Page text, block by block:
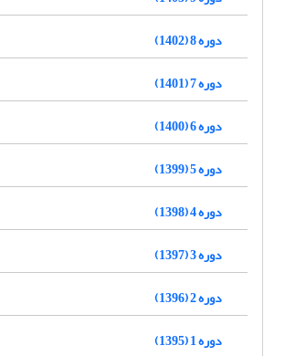
دوره 8 (1402)
دوره 7 (1401)
دوره 6 (1400)
دوره 5 (1399)
دوره 4 (1398)
دوره 3 (1397)
دوره 2 (1396)
دوره 1 (1395)